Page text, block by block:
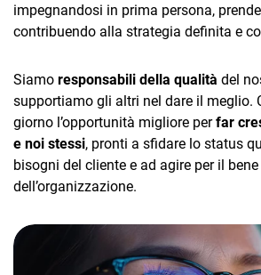
impegnandosi in prima persona,
contribuendo alla strategia definita e
Siamo responsabili della qualità del
supportiamo gli altri nel dare il meglio.
giorno l’opportunità migliore perfar
e noi stessi, pronti a sfidare lo status
bisogni del cliente e ad agire per il
dell’organizzazione.